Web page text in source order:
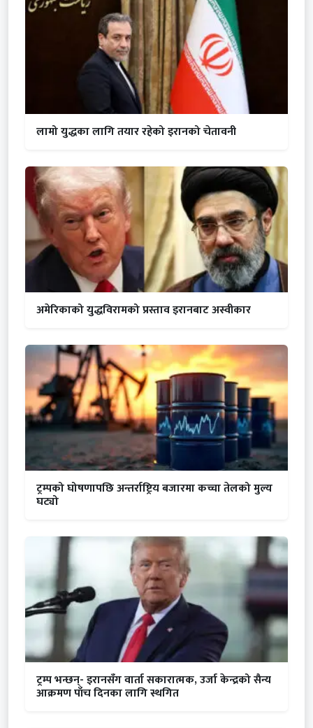
लामो युद्धका लागि तयार रहेको इरानको चेतावनी
अमेरिकाको युद्धविरामको प्रस्ताव इरानबाट अस्वीकार
ट्रम्पको घोषणापछि अन्तर्राष्ट्रिय बजारमा कच्चा तेलको मुल्य
घट्यो
ट्रम्प भन्छन्- इरानसँग वार्ता सकारात्मक, उर्जा केन्द्रको सैन्य
आक्रमण पाँच दिनका लागि स्थगित